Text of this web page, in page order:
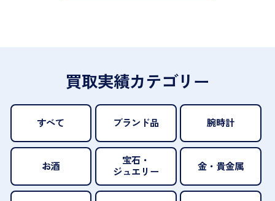
買取実績カテゴリー
すべて ブランド品 腕時計
お酒
宝石・
ジュエリー
金・貴金属